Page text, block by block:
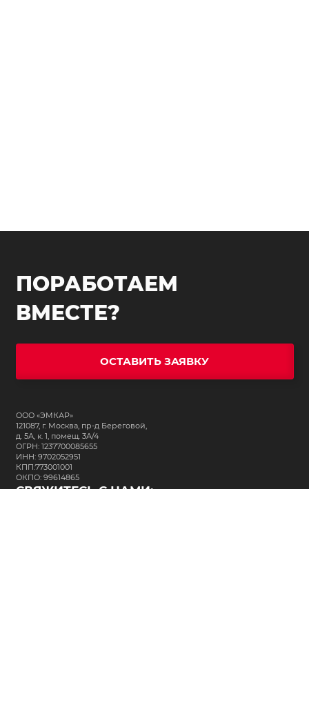
ПОРАБОТАЕМ
ВМЕСТЕ?
ОСТАВИТЬ ЗАЯВКУ
ООО «ЭМКАР»
121087, г. Москва, пр-д Береговой,
д. 5А, к. 1, помещ. 3А/4
ОГРН: 1237700085655
ИНН: 9702052951
КПП:773001001
ОКПО: 99614865
СВЯЖИТЕСЬ С НАМИ: